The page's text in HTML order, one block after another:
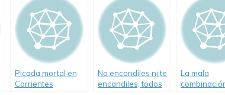
Picada mortal en
Corrientes
No encandiles ni te
encandiles, todos
La mala